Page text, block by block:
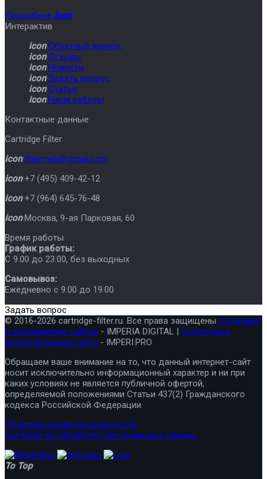
Подробнее icon
Интерактив
icon Обратный звонок
icon Отзывы
icon Новости
icon Задать вопрос
icon Статьи
icon Наши работы
Контактные данные
Cartridge Filter
icon filtermeb@gmail.com
icon +7 (495) 409-42-12
icon +7 (964) 645-76-48
icon Москва, 9-ая Парковая, 60
Время работы
График работы:
C 9.00 до 23.00, без выходных
Самовывоз:
Ежедневно с 9.00 до 19.00
Задать вопрос
© 2016-2026 cartridge-filter.ru. Все права защищены Создание
и продвижение сайтов - IMPERIA DIGITAL | Структура и
проектирование сайта - IMPERI.PRO
Обращаем ваше внимание на то, что данный интернет-сайт
носит исключительно информационный характер и ни при
каких условиях не является публичной офертой,
определяемой положениями Статьи 437(2) Гражданского
кодекса Российской Федерации.
Политика конфиденциальности
Согласие на обработку персональных данных
To Top